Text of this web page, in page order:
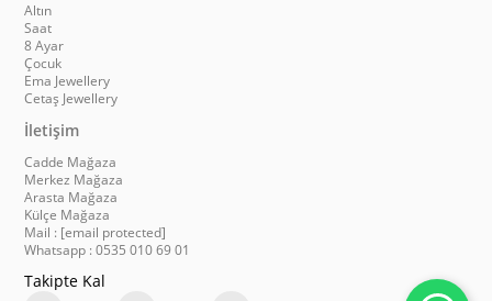
Altın
Saat
8 Ayar
Çocuk
Ema Jewellery
Cetaş Jewellery
İletişim
Cadde Mağaza
Merkez Mağaza
Arasta Mağaza
Külçe Mağaza
Mail : [email protected]
Whatsapp : 0535 010 69 01
Takipte Kal